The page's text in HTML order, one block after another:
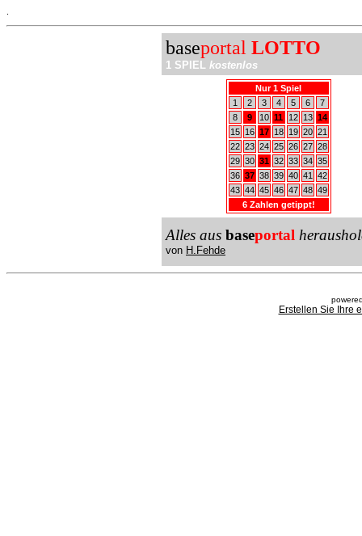
baseportal LOTTO
1 SPIEL kostenlos
Nur 1 Spiel
1
2 3 4 5 6
7
8
9 10 11 12 13 14
15
16 17 18 19 20 21
22 23 24 25 26 27 28
29 30 31 32 33 34 35
36 37 38 39 40 41
42
43 44 45 46 47 48 49
6 Zahlen getippt!
Alles aus baseportal
von H.Fehde
Erstellen Sie Ihre